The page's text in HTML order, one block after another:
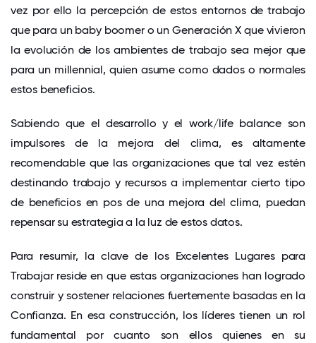
vez por ello la percepción de estos entornos de trabajo
que para un baby boomer o un Generación X que vivieron
la evolución de los ambientes de trabajo sea mejor que
para un millennial, quien asume como dados o normales
estos beneficios.
Sabiendo que el desarrollo y el work/life balance son
impulsores de la mejora del clima, es altamente
recomendable que las organizaciones que tal vez estén
destinando trabajo y recursos a implementar cierto tipo
de beneficios en pos de una mejora del clima, puedan
repensar su estrategia a la luz de estos datos.
Para resumir, la clave de los Excelentes Lugares para
Trabajar reside en que estas organizaciones han logrado
construir y sostener relaciones fuertemente basadas en la
Confianza. En esa construcción, los líderes tienen un rol
fundamental por cuanto son ellos quienes en su